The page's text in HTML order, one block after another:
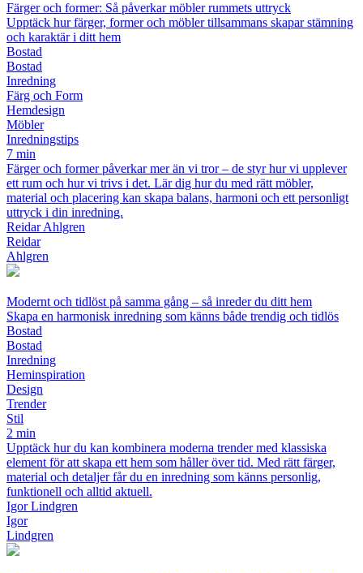
Färger och former: Så påverkar möbler rummets uttryck
Upptäck hur färger, former och möbler tillsammans skapar stämning
och karaktär i ditt hem
Bostad
Bostad
Inredning
Färg och Form
Hemdesign
Möbler
Inredningstips
7 min
Färger och former påverkar mer än vi tror – de styr hur vi upplever
ett rum och hur vi trivs i det. Lär dig hur du med rätt möbler,
material och placering kan skapa balans, harmoni och ett personligt
uttryck i din inredning.
Reidar Ahlgren
Reidar
Ahlgren
Modernt och tidlöst på samma gång – så inreder du ditt hem
Skapa en harmonisk inredning som känns både trendig och tidlös
Bostad
Bostad
Inredning
Heminspiration
Design
Trender
Stil
2 min
Upptäck hur du kan kombinera moderna trender med klassiska
element för att skapa ett hem som håller över tid. Med rätt färger,
material och detaljer får du en inredning som känns personlig,
funktionell och alltid aktuell.
Igor Lindgren
Igor
Lindgren